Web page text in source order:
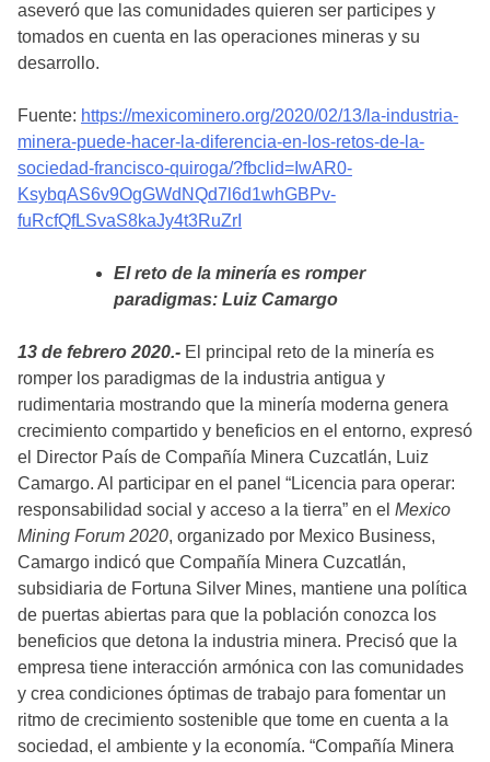
aseveró que las comunidades quieren ser participes y
tomados en cuenta en las operaciones mineras y su
desarrollo.
Fuente: https://mexicominero.org/2020/02/13/la-industria-
minera-puede-hacer-la-diferencia-en-los-retos-de-la-
sociedad-francisco-quiroga/?fbclid=IwAR0-
KsybqAS6v9OgGWdNQd7l6d1whGBPv-
fuRcfQfLSvaS8kaJy4t3RuZrI
El reto de la minería es romper
paradigmas: Luiz Camargo
13 de febrero 2020.- El principal reto de la minería es
romper los paradigmas de la industria antigua y
rudimentaria mostrando que la minería moderna genera
crecimiento compartido y beneficios en el entorno, expresó
el Director País de Compañía Minera Cuzcatlán, Luiz
Camargo. Al participar en el panel “Licencia para operar:
responsabilidad social y acceso a la tierra” en el Mexico
Mining Forum 2020, organizado por Mexico Business,
Camargo indicó que Compañía Minera Cuzcatlán,
subsidiaria de Fortuna Silver Mines, mantiene una política
de puertas abiertas para que la población conozca los
beneficios que detona la industria minera. Precisó que la
empresa tiene interacción armónica con las comunidades
y crea condiciones óptimas de trabajo para fomentar un
ritmo de crecimiento sostenible que tome en cuenta a la
sociedad, el ambiente y la economía. “Compañía Minera